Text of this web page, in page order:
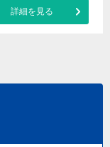
詳細を見る